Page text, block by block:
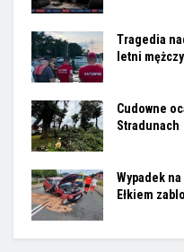
Tragedia
letni
Cudowne
Stradunach
Wypadek
Ełkiem